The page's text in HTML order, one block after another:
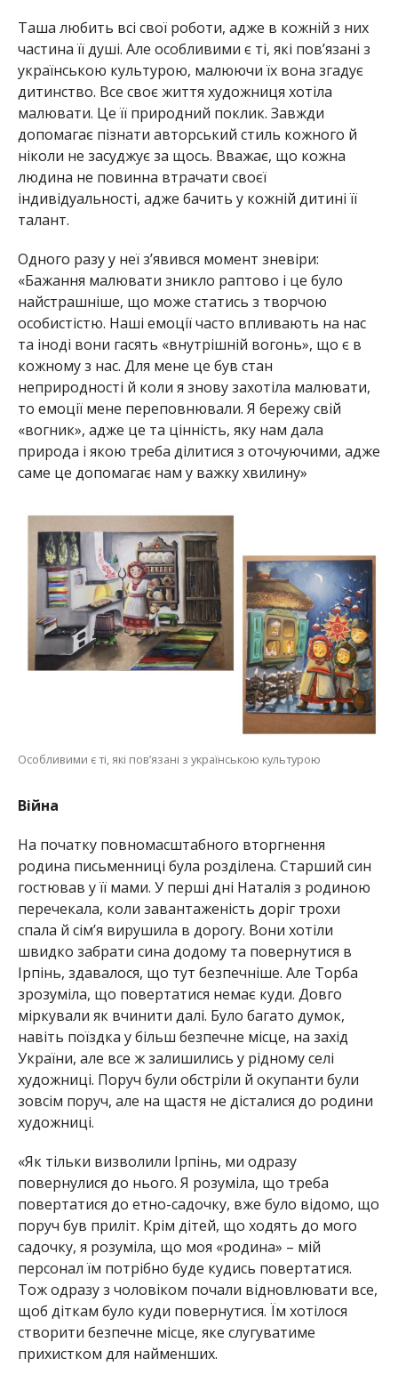
Таша любить всі свої роботи, адже в кожній з них
частина її душі. Але особливими є ті, які пов’язані з
українською культурою, малюючи їх вона згадує
дитинство. Все своє життя художниця хотіла
малювати. Це її природний поклик. Завжди
допомагає пізнати авторський стиль кожного й
ніколи не засуджує за щось. Вважає, що кожна
людина не повинна втрачати своєї
індивідуальності, адже бачить у кожній дитині її
талант.
Одного разу у неї з’явився момент зневіри:
«Бажання малювати зникло раптово і це було
найстрашніше, що може статись з творчою
особистістю. Наші емоції часто впливають на нас
та іноді вони гасять «внутрішній вогонь», що є в
кожному з нас. Для мене це був стан
неприродності й коли я знову захотіла малювати,
то емоції мене переповнювали. Я бережу свій
«вогник», адже це та цінність, яку нам дала
природа і якою треба ділитися з оточуючими, адже
саме це допомагає нам у важку хвилину»
Особливими є ті, які пов’язані з українською культурою
Війна
На початку повномасштабного вторгнення
родина письменниці була розділена. Старший син
гостював у її мами. У перші дні Наталія з родиною
перечекала, коли завантаженість доріг трохи
спала й сім’я вирушила в дорогу. Вони хотіли
швидко забрати сина додому та повернутися в
Ірпінь, здавалося, що тут безпечніше. Але Торба
зрозуміла, що повертатися немає куди. Довго
міркували як вчинити далі. Було багато думок,
навіть поїздка у більш безпечне місце, на захід
України, але все ж залишились у рідному селі
художниці. Поруч були обстріли й окупанти були
зовсім поруч, але на щастя не дісталися до родини
художниці.
«Як тільки визволили Ірпінь, ми одразу
повернулися до нього. Я розуміла, що треба
повертатися до етно-садочку, вже було відомо, що
поруч був приліт. Крім дітей, що ходять до мого
садочку, я розуміла, що моя «родина» – мій
персонал їм потрібно буде кудись повертатися.
Тож одразу з чоловіком почали відновлювати все,
щоб діткам було куди повернутися. Їм хотілося
створити безпечне місце, яке слугуватиме
прихистком для найменших.